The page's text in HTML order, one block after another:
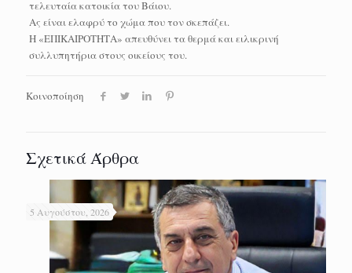
τελευταία κατοικία του Βάιου.
Ας είναι ελαφρύ το χώμα που τον σκεπάζει.
Η «ΕΠΙΚΑΙΡΟΤΗΤΑ» απευθύνει τα θερμά και ειλικρινή
συλλυπητήρια στους οικείους του.
Κοινοποίηση
Σχετικά Άρθρα
5 Αυγούστου, 2026